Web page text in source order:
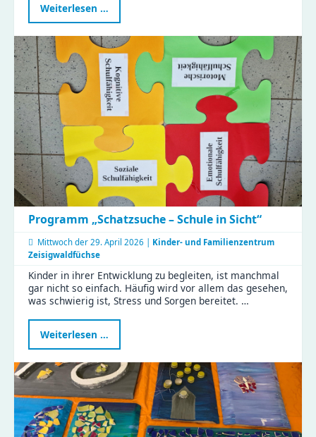
Weiterlesen …
kochen
Naturkinderhaus
Esche
Programm „Schatzsuche – Schule in Sicht“
Mittwoch der 29. April 2026 | Kinder- und Familienzentrum
Zeisigwaldfüchse
Kinder in ihrer Entwicklung zu begleiten, ist manchmal
gar nicht so einfach. Häufig wird vor allem das gesehen,
was schwierig ist, Stress und Sorgen bereitet. …
Weiterlesen …
„Schatzsuche
–
Schule
in
Sicht“